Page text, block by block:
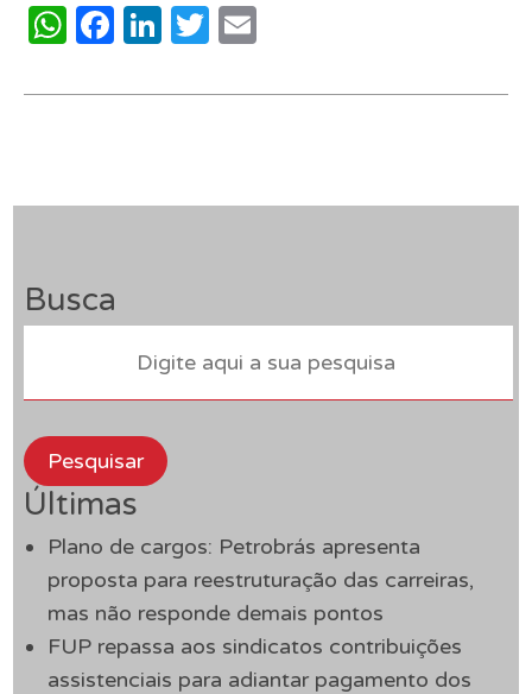
WhatsApp
Facebook
LinkedIn
Twitter
Busca
Pesquisar
Últimas
Plano de cargos: Petrobrás apresenta
proposta para reestruturação das carreiras,
mas não responde demais pontos
FUP repassa aos sindicatos contribuições
assistenciais para adiantar pagamento dos